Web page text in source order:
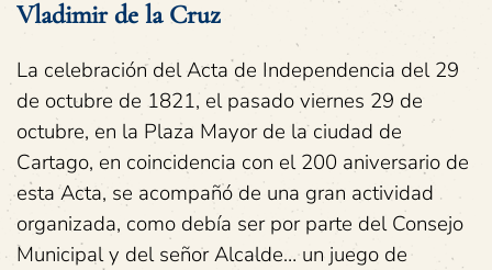
Vladimir de la Cruz
La celebración del Acta de Independencia del 29
de octubre de 1821, el pasado viernes 29 de
octubre, en la Plaza Mayor de la ciudad de
Cartago, en coincidencia con el 200 aniversario de
esta Acta, se acompañó de una gran actividad
organizada, como debía ser por parte del Consejo
Municipal y del señor Alcalde… un juego de